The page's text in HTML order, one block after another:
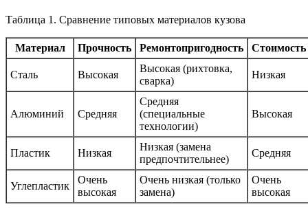
Таблица 1. Сравнение типовых материалов кузова
Материал Прочность Ремонтопригодность Стоимость
Сталь Высокая
Высокая (рихтовка,
сварка)
Низкая
Алюминий Средняя
Средняя
(специальные
технологии)
Высокая
Пластик Низкая
Низкая (замена
предпочтительнее)
Средняя
Углепластик
Очень
высокая
Очень низкая (только
замена)
Очень
высокая